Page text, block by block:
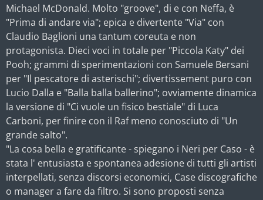
Michael McDonald. Molto "groove", di e con Neffa, è
"Prima di andare via"; epica e divertente "Via" con
Claudio Baglioni una tantum coreuta e non
protagonista. Dieci voci in totale per "Piccola Katy" dei
Pooh; grammi di sperimentazioni con Samuele Bersani
per "Il pescatore di asterischi"; divertissement puro con
Lucio Dalla e "Balla balla ballerino"; ovviamente dinamica
la versione di "Ci vuole un fisico bestiale" di Luca
Carboni, per finire con il Raf meno conosciuto di "Un
grande salto".
"La cosa bella e gratificante - spiegano i Neri per Caso - è
stata l' entusiasta e spontanea adesione di tutti gli artisti
interpellati, senza discorsi economici, Case discografiche
o manager a fare da filtro. Si sono proposti senza